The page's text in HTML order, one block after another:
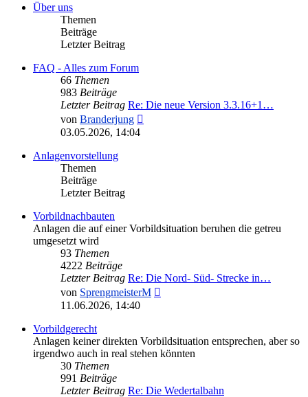
Über uns
Themen
Beiträge
Letzter Beitrag
FAQ - Alles zum Forum
66 Themen
983 Beiträge
Letzter Beitrag Re: Die neue Version 3.3.16+1…
von Branderjung
03.05.2026, 14:04
Anlagenvorstellung
Themen
Beiträge
Letzter Beitrag
Vorbildnachbauten
Anlagen die auf einer Vorbildsituation beruhen die getreu
umgesetzt wird
93 Themen
4222 Beiträge
Letzter Beitrag Re: Die Nord- Süd- Strecke in…
von SprengmeisterM
11.06.2026, 14:40
Vorbildgerecht
Anlagen keiner direkten Vorbildsituation entsprechen, aber so
irgendwo auch in real stehen könnten
30 Themen
991 Beiträge
Letzter Beitrag Re: Die Wedertalbahn